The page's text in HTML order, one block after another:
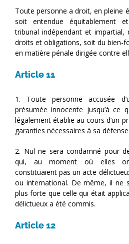
Toute personne a droit, en pleine
soit entendue équitablement
tribunal indépendant et impartial,
droits et obligations, soit du bien-
en matière pénale dirigée contre
Article 11
1. Toute personne accusée
présumée innocente jusqu’à ce
légalement établie au cours d’un
garanties nécessaires à sa
2. Nul ne sera condamné pour
qui, au moment où elles
constituaient pas un acte
ou international. De même, il ne
plus forte que celle qui était
délictueux a été commis.
Article 12